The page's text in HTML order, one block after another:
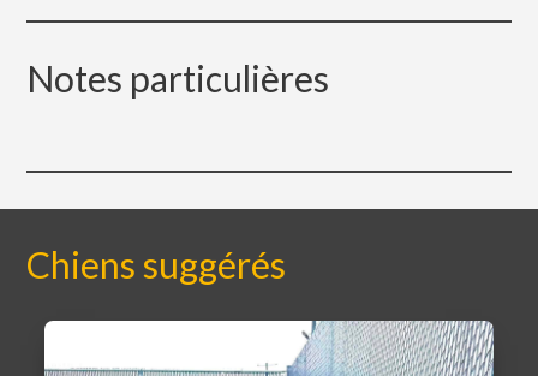
Notes particulières
Chiens suggérés